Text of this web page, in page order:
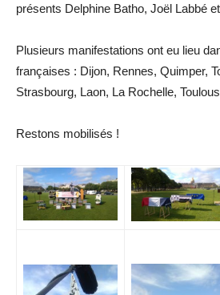
présents Delphine Batho, Joël Labbé
Plusieurs manifestations ont eu lieu
françaises : Dijon, Rennes, Quimper,
Strasbourg, Laon, La Rochelle,
Restons mobilisés !